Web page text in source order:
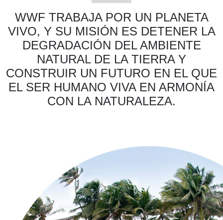
WWF TRABAJA POR UN PLANETA
VIVO, Y SU MISIÓN ES DETENER LA
DEGRADACIÓN DEL AMBIENTE
NATURAL DE LA TIERRA Y
CONSTRUIR UN FUTURO EN EL QUE
EL SER HUMANO VIVA EN ARMONÍA
CON LA NATURALEZA.